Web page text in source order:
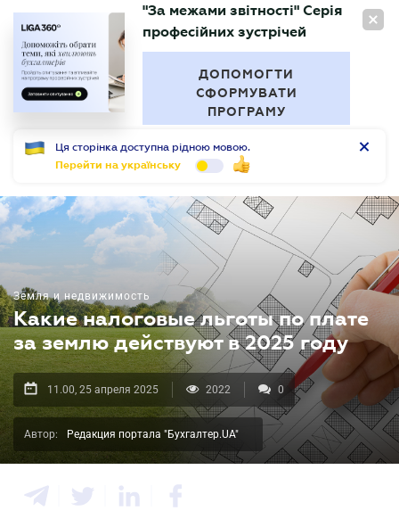
RU
БУХГАЛТЕР
"За межами звітності" Серія
професійних зустрічей
ДОПОМОГТИ
СФОРМУВАТИ
ПРОГРАМУ
Ця сторінка доступна рідною мовою.
Перейти на українську
Земля и недвижимость
Какие налоговые льготы по плате
за землю действуют в 2025 году
11.00, 25 апреля 2025 2022 0
Автор: Редакция портала "Бухгалтер.UA"